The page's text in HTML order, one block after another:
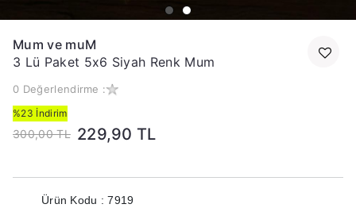
Mum ve muM
3 Lü Paket 5x6 Siyah Renk Mum
0 Değerlendirme :
%23 İndirim
300,00 TL 229,90 TL
Ürün Kodu : 7919